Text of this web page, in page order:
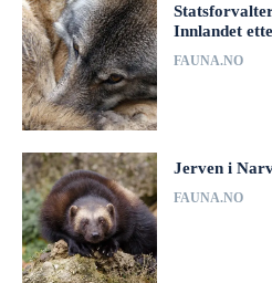
Innlandet
FAUNA.NO
Jerven i
FAUNA.NO